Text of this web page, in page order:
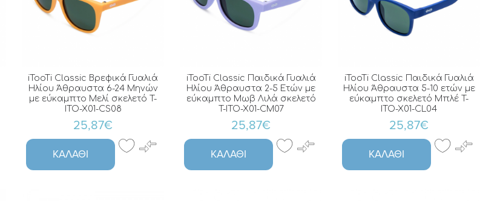
iTooTi Classic Βρεφικά Γυαλιά
Ηλίου Άθραυστα 6-24 Μηνών
με εύκαμπτο Μελί σκελετό T-
ITO-X01-CS08
25,87€
ΚΑΛΆΘΙ
iTooTi Classic Παιδικά Γυαλιά
Ηλίου Άθραυστα 2-5 Ετών με
εύκαμπτο Μωβ Λιλά σκελετό
T-ITO-X01-CM07
25,87€
ΚΑΛΆΘΙ
iTooTi Classic Παιδικά Γυαλιά
Ηλίου Άθραυστα 5-10 ετών με
εύκαμπτο σκελετό Μπλέ T-
ITO-X01-CL04
25,87€
ΚΑΛΆΘΙ